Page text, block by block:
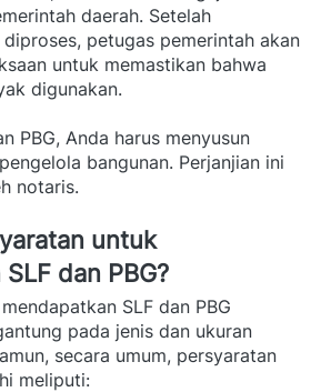
daerah. Setelah
petugas pemerintah akan
untuk memastikan bahwa
digunakan.
PBG, Anda harus menyusun
bangunan. Perjanjian ini
notaris.
untuk
dan PBG?
SLF dan PBG
pada jenis dan ukuran
secara umum, persyaratan
meliputi: